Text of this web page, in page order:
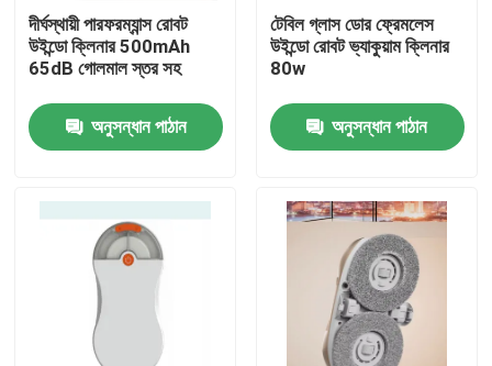
বাড়ি
দীর্ঘস্থায়ী পারফরম্যান্স রোবট
উইন্ডো ক্লিনার 500mAh
65dB গোলমাল স্তর সহ
অনুসন্ধান পাঠান
টেবিল গ্লাস ডোর ফ্রেমলেস
উইন্ডো রোবট ভ্যাকুয়াম ক্লিনার
80w
অনুসন্ধান পাঠান